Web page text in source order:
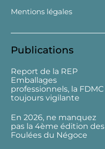
Mentions légales
Publications
Report de la REP
Emballages
professionnels, la FDMC
toujours vigilante
En 2026, ne manquez
pas la 4ème édition des
Foulées du Négoce